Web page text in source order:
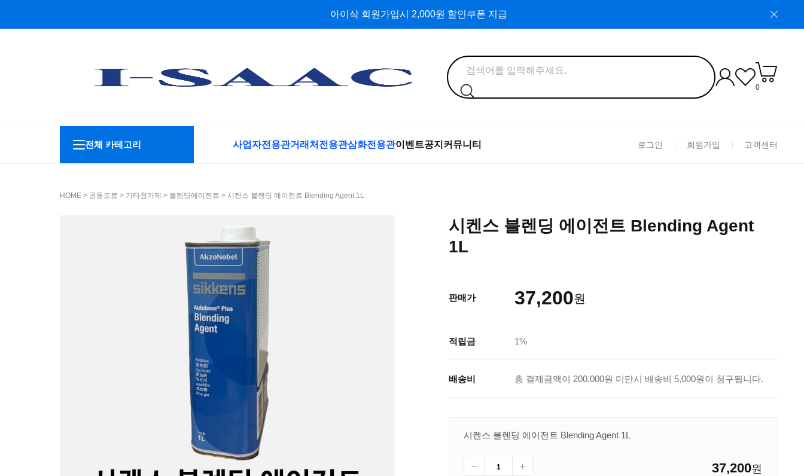
아이삭 회원가입시 2,000원 할인쿠폰 지급
0
전체 카테고리 사업자전용관거래처전용관삼화전용관이벤트공지 커뮤니티 로그인 회원가입 고객센터
HOME > 공통도료 > 기타첨가제 > 블렌딩에이전트 > 시켄스 블렌딩 에이전트 Blending Agent 1L
시켄스 블렌딩 에이전트 Blending Agent
1L
판매가 37,200원
적립금 1%
배송비 총 결제금액이 200,000원 미만시 배송비 5,000원이 청구됩니다.
시켄스 블렌딩 에이전트 Blending Agent 1L
37,200원